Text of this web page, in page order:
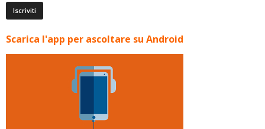
Scarica l'app per ascoltare su Android